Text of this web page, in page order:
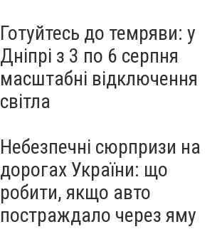
Готуйтесь до темряви: у
Дніпрі з 3 по 6 серпня
масштабні відключення
світла
Небезпечні сюрпризи на
дорогах України: що
робити, якщо авто
постраждало через яму